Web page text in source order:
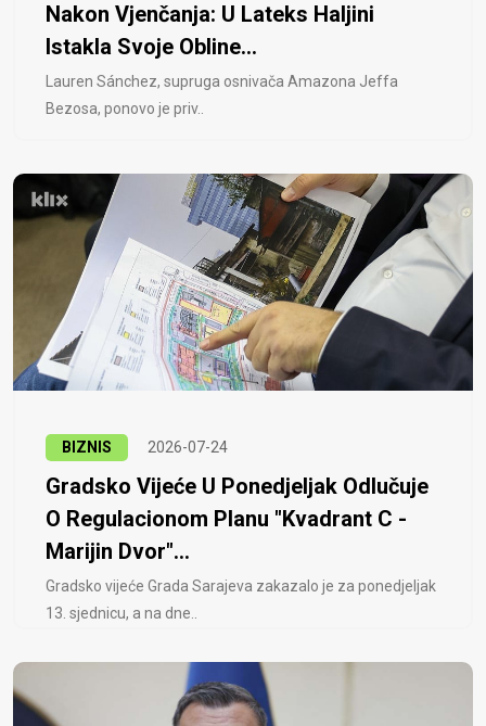
Nakon Vjenčanja: U Lateks Haljini
Istakla Svoje Obline...
Lauren Sánchez, supruga osnivača Amazona Jeffa
Bezosa, ponovo je priv..
BIZNIS 2026-07-24
Gradsko Vijeće U Ponedjeljak Odlučuje
O Regulacionom Planu "Kvadrant C -
Marijin Dvor"...
Gradsko vijeće Grada Sarajeva zakazalo je za ponedjeljak
13. sjednicu, a na dne..